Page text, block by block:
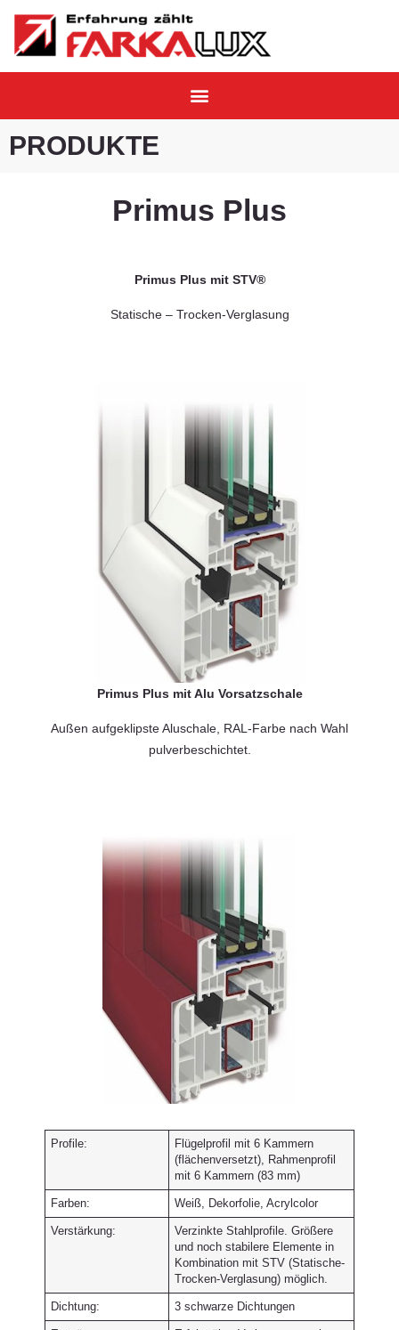
PRODUKTE
Primus Plus
Primus Plus mit STV®
Statische – Trocken-Verglasung
Primus Plus mit Alu Vorsatzschale
Außen aufgeklipste Aluschale, RAL-Farbe nach Wahl
pulverbeschichtet.
Profile:
Flügelprofil mit 6 Kammern
(flächenversetzt), Rahmenprofil
mit 6 Kammern (83 mm)
Farben: Weiß, Dekorfolie, Acrylcolor
Verstärkung:
Verzinkte Stahlprofile. Größere
und noch stabilere Elemente in
Kombination mit STV (Statische-
Trocken-Verglasung) möglich.
Dichtung: 3 schwarze Dichtungen